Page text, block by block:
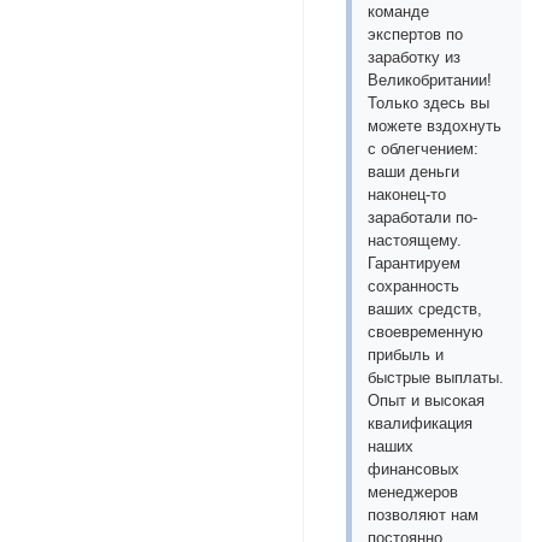
команде
экспертов по
заработку из
Великобритании!
Только здесь вы
можете вздохнуть
с облегчением:
ваши деньги
наконец-то
заработали по-
настоящему.
Гарантируем
сохранность
ваших средств,
своевременную
прибыль и
быстрые выплаты.
Опыт и высокая
квалификация
наших
финансовых
менеджеров
позволяют нам
постоянно